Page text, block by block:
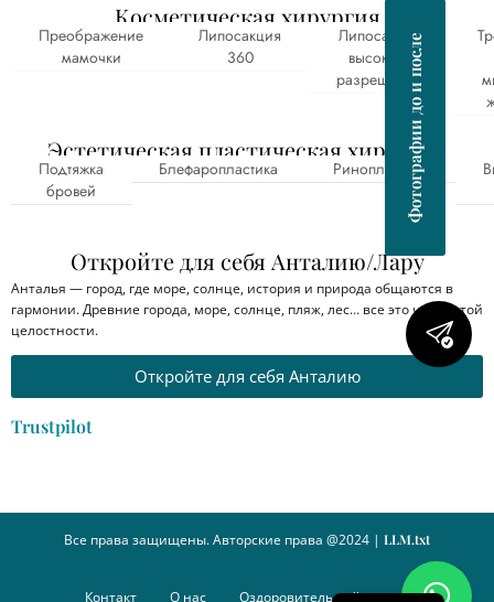
Косметическая хирургия
Преображение
мамочки
Липосакция
360
Липосакция
высокого
разрешения
Эстетическая пластическая хирургия
Подтяжка
бровей
Блефаропластика Ринопластика
Откройте для себя Анталию/Лару
Анталья — город, где море, солнце, история и природа общаются в
гармонии. Древние города, море, солнце, пляж, лес… все это части этой
целостности.
Откройте для себя Анталию
Trustpilot
Все права защищены. Авторские права @2024 | LLM.txt
Контакт О нас Оздоровительный туризм
Фотографии до и после